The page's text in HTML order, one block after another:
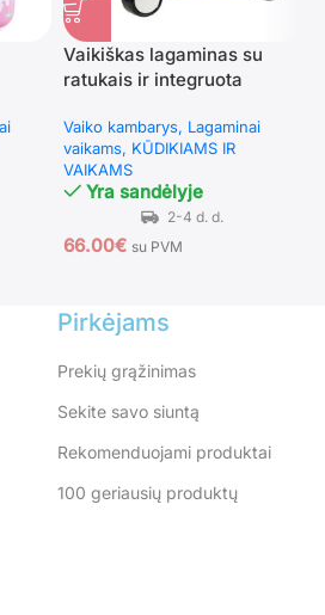
Vaikiškas lagaminas su
ratukais ir integruota
Vaiko kambarys Lagaminai
vaikams KŪDIKIAMS IR
VAIKAMS
Yra sandėlyje
66.00€ su PVM
Pirkėjams
Prekių grąžinimas
Sekite savo siuntą
Rekomenduojami produktai
100 geriausių produktų